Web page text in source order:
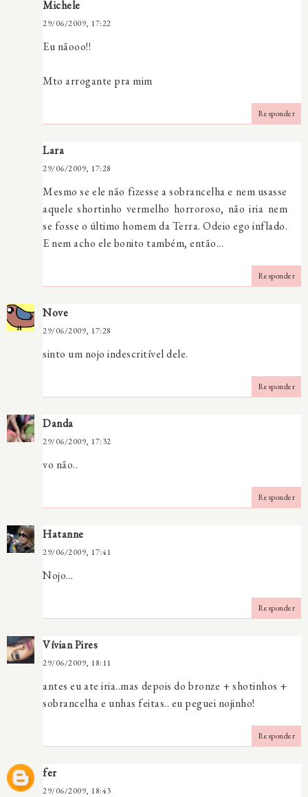
Michele
29/06/2009, 17:22
Eu nãooo!!
Mto arrogante pra mim
Responder
Lara
29/06/2009, 17:28
Mesmo se ele não fizesse a sobrancelha e nem usasse
aquele shortinho vermelho horroroso, não iria nem
se fosse o último homem da Terra. Odeio ego inflado.
E nem acho ele bonito também, então...
Responder
Nove
29/06/2009, 17:28
sinto um nojo indescritível dele.
Responder
Danda
29/06/2009, 17:32
vo não..
Responder
Hatanne
29/06/2009, 17:41
Nojo...
Responder
Vívian Pires
29/06/2009, 18:11
antes eu ate iria..mas depois do bronze + shotinhos +
sobrancelha e unhas feitas.. eu peguei nojinho!
Responder
fer
29/06/2009, 18:43